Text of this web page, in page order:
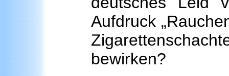
Aufdruck
bewirken?